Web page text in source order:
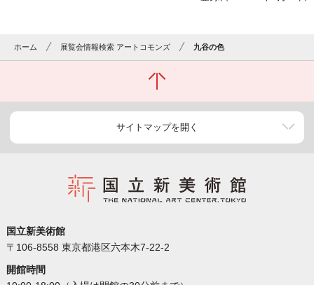
ホーム 展覧会情報検索 アートコモンズ 九谷の色
サイトマップを開く
国立新美術館
〒106-8558 東京都港区六本木7-22-2
開館時間